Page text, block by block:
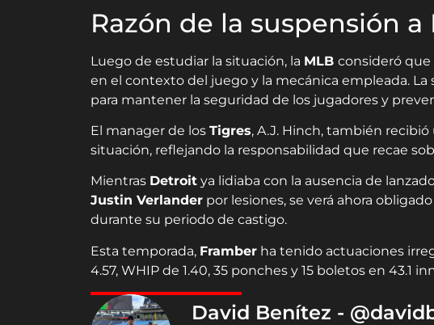
Razón de la suspensión
Luego de estudiar la situación, la MLB consideró que
en el contexto del juego y la mecánica empleada.
para mantener la seguridad de los jugadores y
El manager de los Tigres, A.J. Hinch, también
situación, reflejando la responsabilidad que recae
Mientras Detroit ya lidiaba con la ausencia de
Justin Verlander por lesiones, se verá ahora
durante su periodo de castigo.
Esta temporada, Framber ha tenido actuaciones
4.57, WHIP de 1.40, 35 ponches y 15 boletos en 43.1
David Benítez -